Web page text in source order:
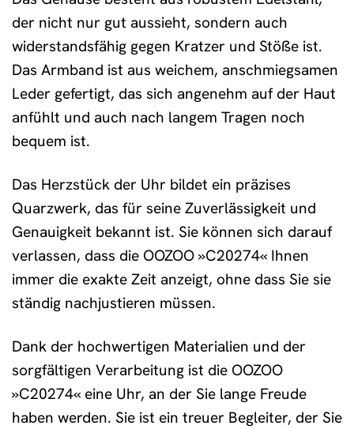
der nicht nur gut aussieht, sondern auch
widerstandsfähig gegen Kratzer und Stöße ist.
Das Armband ist aus weichem, anschmiegsamen
Leder gefertigt, das sich angenehm auf der Haut
anfühlt und auch nach langem Tragen noch
bequem ist.
Das Herzstück der Uhr bildet ein präzises
Quarzwerk, das für seine Zuverlässigkeit und
Genauigkeit bekannt ist. Sie können sich darauf
verlassen, dass die OOZOO »C20274« Ihnen
immer die exakte Zeit anzeigt, ohne dass Sie sie
ständig nachjustieren müssen.
Dank der hochwertigen Materialien und der
sorgfältigen Verarbeitung ist die OOZOO
»C20274« eine Uhr, an der Sie lange Freude
haben werden. Sie ist ein treuer Begleiter, der Sie